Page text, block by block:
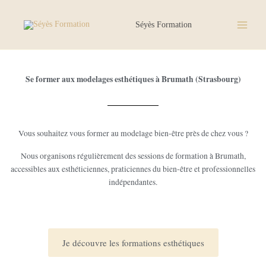
contenu
Séyès Formation
Se former aux modelages esthétiques à Brumath (Strasbourg)
Vous souhaitez vous former au modelage bien-être près de chez vous ?
Nous organisons régulièrement des sessions de formation à Brumath,
accessibles aux esthéticiennes, praticiennes du bien-être et professionnelles
indépendantes.
Je découvre les formations esthétiques